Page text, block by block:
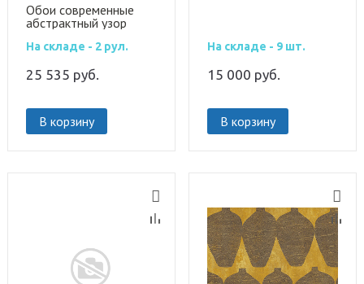
Обои современные
абстрактный узор
На складе - 2 рул.
25 535 руб.
В корзину
На складе - 9 шт.
15 000 руб.
В корзину